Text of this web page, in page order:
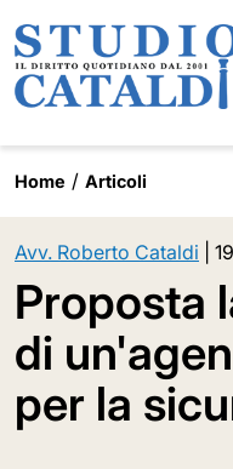
Home Articoli
Avv. Roberto Cataldi
Proposta
di
per la